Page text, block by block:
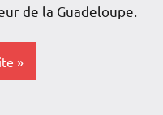
de la Guadeloupe.